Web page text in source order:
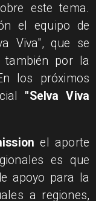
este tema.
el equipo de
Viva", que se
por la
los próximos
"Selva Viva
el aporte
es que
apoyo para la
a regiones,